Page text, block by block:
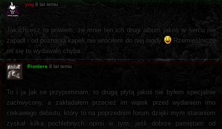
yog 8 lat temu
Jak chcesz to powiem, że mnie ten ich drugi album jakoś w sercu nie
zapadł i od poznania kapeli nie wróciłem do niej nigdy
Rzemieślnicze
mi się to wydawało chyba.
Pioniere 8 lat temu
To i ja jak se przypominam, to drugą płytą jakoś nie byłem specjalnie
zachwycony, a zakładałem przecież im wątek przed wydaniem imo
ciekawego debiutu, który to na poprzednim forum dzięki mym staraniom
zyskał kilka pochlebnych opinii w tym, jeśli dobrze pamiętam od